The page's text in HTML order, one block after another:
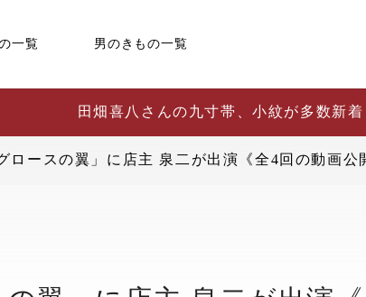
一覧 男のきもの一覧
田畑喜八さんの九寸帯、小紋が多数新着
ロースの翼」に店主 泉二が出演《全4回の動画公